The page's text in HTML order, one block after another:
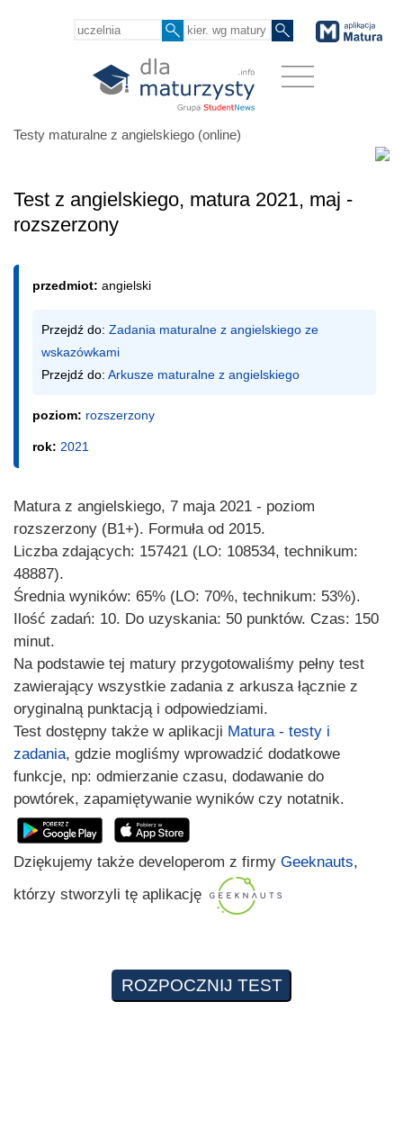
Testy maturalne z angielskiego (online)
Test z angielskiego, matura 2021, maj -
rozszerzony
przedmiot: angielski
Przejdź do: Zadania maturalne z angielskiego ze
wskazówkami
Przejdź do: Arkusze maturalne z angielskiego
poziom: rozszerzony
rok: 2021
Matura z angielskiego, 7 maja 2021 - poziom
rozszerzony (B1+). Formuła od 2015.
Liczba zdających: 157421 (LO: 108534, technikum:
48887).
Średnia wyników: 65% (LO: 70%, technikum: 53%).
Ilość zadań: 10. Do uzyskania: 50 punktów. Czas: 150
minut.
Na podstawie tej matury przygotowaliśmy pełny test
zawierający wszystkie zadania z arkusza łącznie z
oryginalną punktacją i odpowiedziami.
Test dostępny także w aplikacji Matura - testy i
zadania, gdzie mogliśmy wprowadzić dodatkowe
funkcje, np: odmierzanie czasu, dodawanie do
powtórek, zapamiętywanie wyników czy notatnik.
Dziękujemy także developerom z firmy Geeknauts,
którzy stworzyli tę aplikację